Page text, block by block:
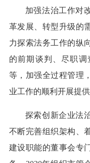
加强法治工作对
革发展、转型升级的
力探索法务工作的纵
的前期谈判、尽职
等，加强全过程管理
业工作的顺利开展提
探索创新企业法
不断完善组织架构、
建设职能的董事会专